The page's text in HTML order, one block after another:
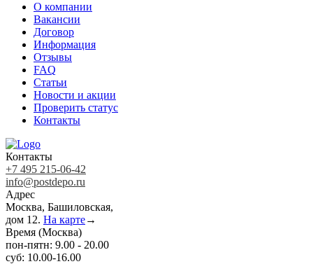
О компании
Вакансии
Договор
Информация
Отзывы
FAQ
Статьи
Новости и акции
Проверить статус
Контакты
Контакты
+7 495 215-06-42
info@postdepo.ru
Адрес
Москва, Башиловская,
дом 12. На карте→
Время (Москва)
пон-пятн: 9.00 - 20.00
суб: 10.00-16.00